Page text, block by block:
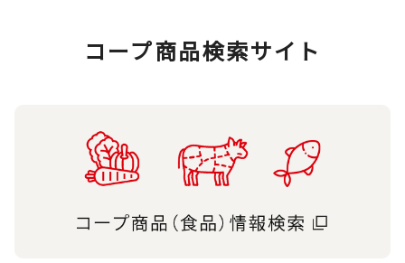
コープ商品検索サイト